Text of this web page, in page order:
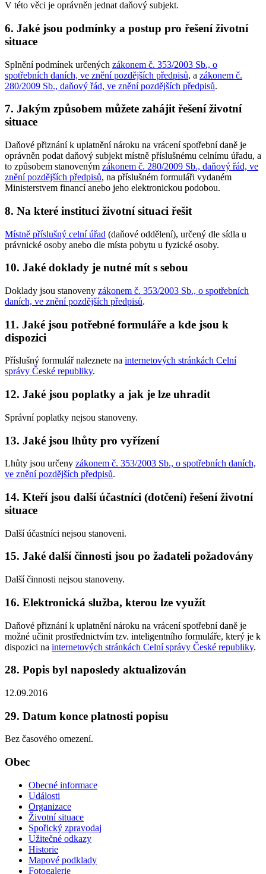
V této věci je oprávněn jednat daňový subjekt.
6. Jaké jsou podmínky a postup pro řešení životní
situace
Splnění podmínek určených zákonem č. 353/2003 Sb., o
spotřebních daních, ve znění pozdějších předpisů, a zákonem č.
280/2009 Sb., daňový řád, ve znění pozdějších předpisů.
7. Jakým způsobem můžete zahájit řešení životní
situace
Daňové přiznání k uplatnění nároku na vrácení spotřební daně je
oprávněn podat daňový subjekt místně příslušnému celnímu úřadu, a
to způsobem stanoveným zákonem č. 280/2009 Sb., daňový řád, ve
znění pozdějších předpisů, na příslušném formuláři vydaném
Ministerstvem financí anebo jeho elektronickou podobou.
8. Na které instituci životní situaci řešit
Místně příslušný celní úřad (daňové oddělení), určený dle sídla u
právnické osoby anebo dle místa pobytu u fyzické osoby.
10. Jaké doklady je nutné mít s sebou
Doklady jsou stanoveny zákonem č. 353/2003 Sb., o spotřebních
daních, ve znění pozdějších předpisů.
11. Jaké jsou potřebné formuláře a kde jsou k
dispozici
Příslušný formulář naleznete na internetových stránkách Celní
správy České republiky.
12. Jaké jsou poplatky a jak je lze uhradit
Správní poplatky nejsou stanoveny.
13. Jaké jsou lhůty pro vyřízení
Lhůty jsou určeny zákonem č. 353/2003 Sb., o spotřebních daních,
ve znění pozdějších předpisů.
14. Kteří jsou další účastníci (dotčení) řešení životní
situace
Další účastníci nejsou stanoveni.
15. Jaké další činnosti jsou po žadateli požadovány
Další činnosti nejsou stanoveny.
16. Elektronická služba, kterou lze využít
Daňové přiznání k uplatnění nároku na vrácení spotřební daně je
možné učinit prostřednictvím tzv. inteligentního formuláře, který je k
dispozici na internetových stránkách Celní správy České republiky.
28. Popis byl naposledy aktualizován
12.09.2016
29. Datum konce platnosti popisu
Bez časového omezení.
Obec
Obecné informace
Události
Organizace
Životní situace
Spořický zpravodaj
Užitečné odkazy
Historie
Mapové podklady
Fotogalerie